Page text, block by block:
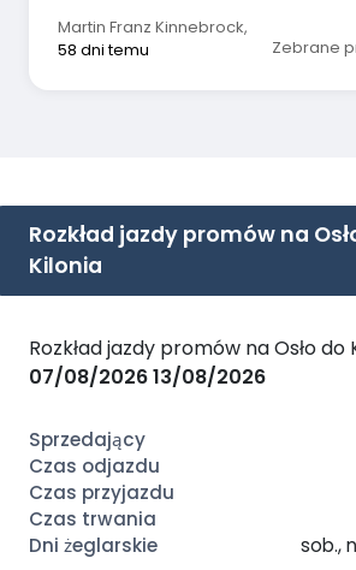
Martin Franz Kinnebrock,
58 dni temu
Zebrane
Rozkład jazdy promów na
Kilonia
Rozkład jazdy promów na Osło do
07/08/202613/08/2026
sob.,